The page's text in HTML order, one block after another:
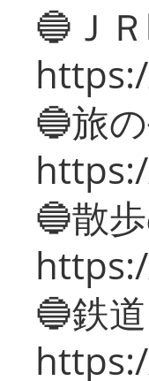
🔵Ｊ
🔵旅
🔵散
🔵鉄